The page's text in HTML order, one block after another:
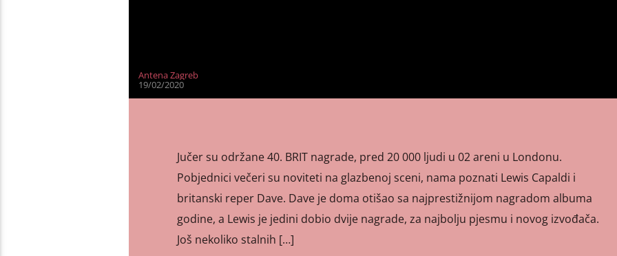
Antena Zagreb
19/02/2020
Jučer su održane 40. BRIT nagrade, pred 20 000 ljudi u 02 areni u Londonu.
Pobjednici večeri su noviteti na glazbenoj sceni, nama poznati Lewis Capaldi i
britanski reper Dave. Dave je doma otišao sa najprestižnijom nagradom albuma
godine, a Lewis je jedini dobio dvije nagrade, za najbolju pjesmu i novog izvođača.
Još nekoliko stalnih […]